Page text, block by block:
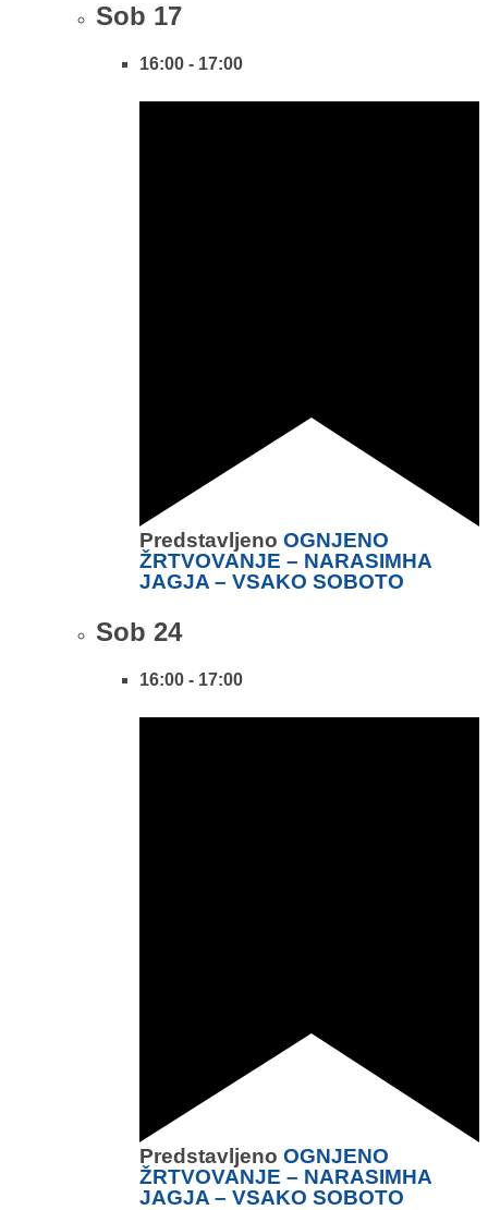
Sob 17
16:00 - 17:00
Predstavljeno OGNJENO
ŽRTVOVANJE – NARASIMHA
JAGJA – VSAKO SOBOTO
Sob 24
16:00 - 17:00
Predstavljeno OGNJENO
ŽRTVOVANJE – NARASIMHA
JAGJA – VSAKO SOBOTO